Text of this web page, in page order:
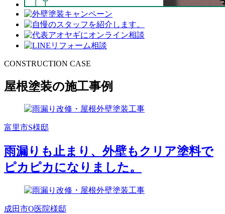
CONSTRUCTION CASE
屋根塗装の施工事例
富里市S様邸
雨漏りも止まり、外壁もクリア塗料で
ピカピカになりました。
成田市O医院様邸